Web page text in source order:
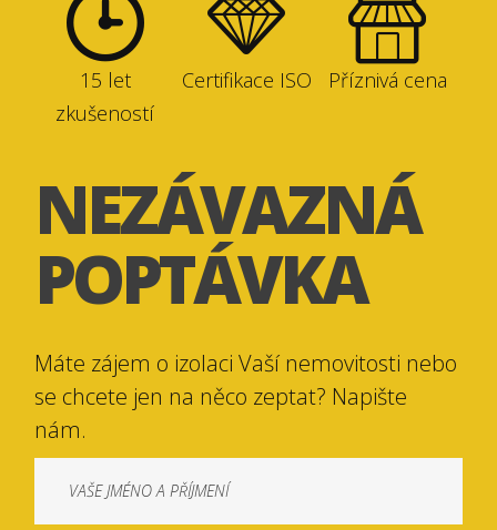
15 let
zkušeností
Certifikace ISO Příznivá cena
NEZÁVAZNÁ
POPTÁVKA
Máte zájem o izolaci Vaší nemovitosti nebo
se chcete jen na něco zeptat? Napište
nám.